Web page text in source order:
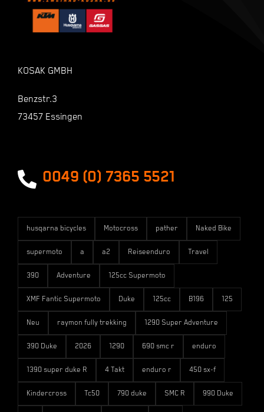
KOSAK GMBH
Benzstr.3
73457 Essingen
0049 (0) 7365 5521
Kasse
husqarna bicycles Motocross pather Naked Bike
supermoto a a2 Reiseenduro Travel
390 Adventure 125cc Supermoto
XMF Fantic Supermoto Duke 125cc B196 125
Neu raymon fully trekking 1290 Super Adventure
390 Duke 2026 1290 690 smc r enduro
1390 super duke R 4 Takt enduro r 450 sx-f
Kindercross Tc50 790 duke SMC R 990 Duke